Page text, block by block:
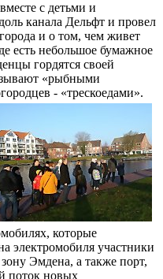
с детьми и
канала Дельфт и провел
и о том, чем живет
есть небольшое бумажное
гордятся своей
«рыбными
- «трескоедами».
которые
электромобиля участники
Эмдена, а также порт,
поток новых